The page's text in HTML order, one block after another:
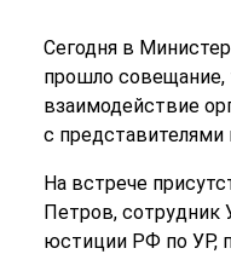
Сегодня в
прошло совещание,
взаимодействие
с представителями
На встрече
Петров, сотрудник
юстиции РФ по УР,